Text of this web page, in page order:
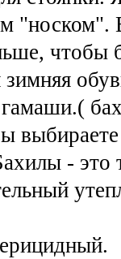
"носком".
чтобы
-